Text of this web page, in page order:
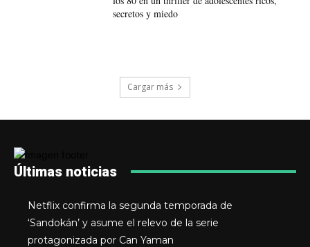
secretos y miedo
Cargar más
Últimas noticias
Netflix confirma la segunda temporada de
‘Sandokán’ y asume el relevo de la serie
protagonizada por Can Yaman